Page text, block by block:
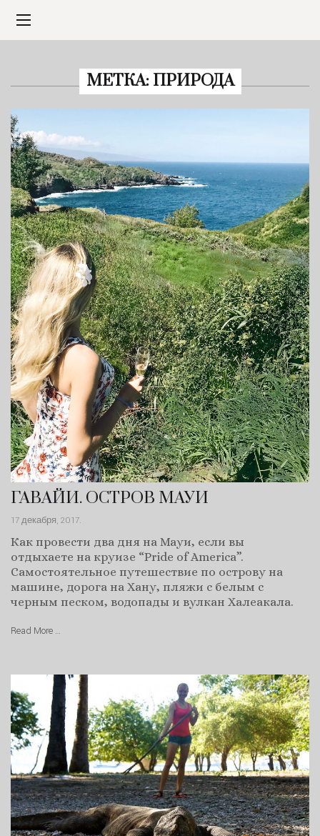
МЕТКА: ПРИРОДА
ГАВАЙИ. ОСТРОВ МАУИ
17 декабря, 2017.
Как провести два дня на Мауи, если вы
отдыхаете на круизе “Pride of America”.
Самостоятельное путешествие по острову на
машине, дорога на Хану, пляжи с белым с
черным песком, водопады и вулкан Халеакала.
Read More …